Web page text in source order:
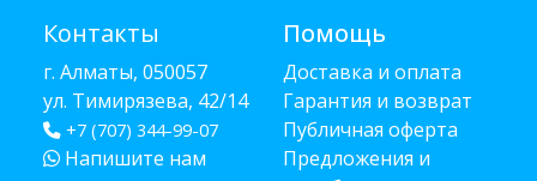
Контакты
г. Алматы, 050057
ул. Тимирязева, 42/14
+7 (707) 344-99-07
Напишите нам
Помощь
Доставка и оплата
Гарантия и возврат
Публичная оферта
Предложения и